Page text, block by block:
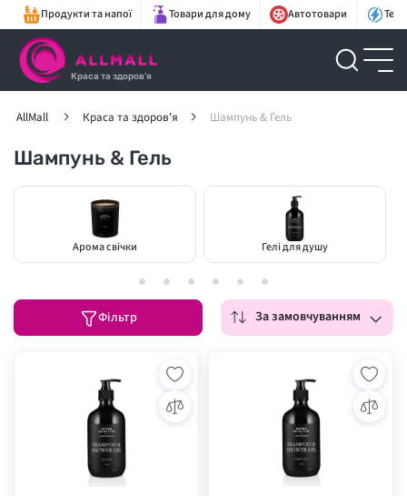
Продукти та напої Товари для дому Автотовари
Краса та здоров'я
AllMall Краса та здоров'я Шампунь & Гель
Шампунь & Гель
Арома свічки Гелі для душу
Фільтр За замовчуванням